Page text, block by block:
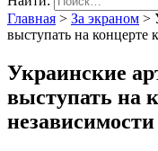
Главная > За экраном >
выступать на концерте
Украинские
выступать на
независимости